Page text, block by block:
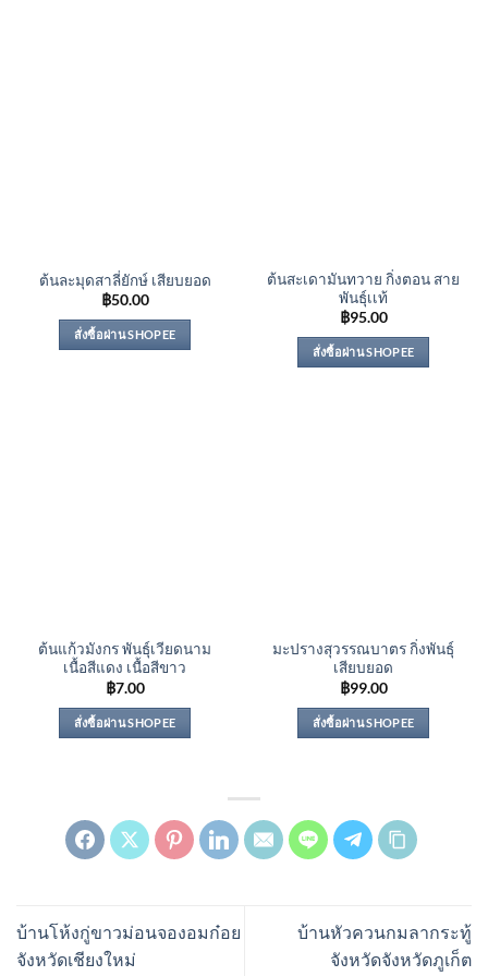
ต้นละมุดสาลี่ยักษ์ เสียบยอด
฿50.00
สั่งซื้อผ่าน SHOPEE
ต้นสะเดามันทวาย กิ่งตอน สาย
พันธุ์เเท้
฿95.00
สั่งซื้อผ่าน SHOPEE
ต้นแก้วมังกร พันธุ์เวียดนาม
เนื้อสีแดง เนื้อสีขาว
฿7.00
สั่งซื้อผ่าน SHOPEE
มะปรางสุวรรณบาตร กิ่งพันธุ์
เสียบยอด
฿99.00
สั่งซื้อผ่าน SHOPEE
บ้านโห้งกู่ขาวม่อนจองอมก๋อย
จังหวัดเชียงใหม่
บ้านหัวควนกมลากระทู้
จังหวัดจังหวัดภูเก็ต